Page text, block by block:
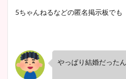
5ちゃんねるなどの匿名掲示板でも
やっぱり結婚だった